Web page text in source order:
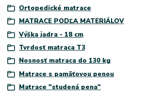
Ortopedické matrace
MATRACE PODĽA MATERIÁLOV
Výška jadra - 18 cm
Tvrdosť matraca T3
Nosnosť matraca do 130 kg
Matrace s pamäťovou penou
Matrace "studená pena"